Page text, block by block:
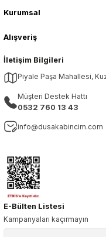
İletişim Bilgileri
Piyale Paşa Mahallesi,
Müşteri Destek Hattı
0532 760 13 43
info@dusakabincim.com
Kurumsal
Alışveriş
E-Bülten Listesi
Kampanyaları kaçırmayın